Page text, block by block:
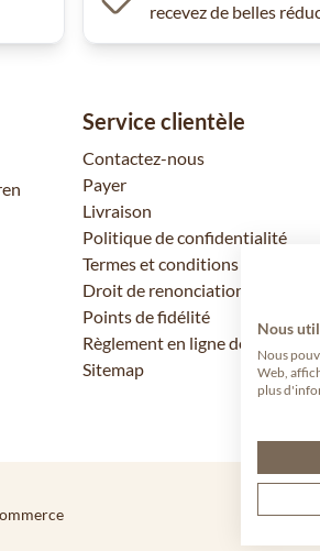
recevez de belles
Service clientèle
Contactez-nous
Payer
Livraison
Politique de confidentialité
Termes et conditions
Droit de renonciation
Points de fidélité
Règlement en ligne des litiges
Sitemap
Nous
Nous
Web,
plus